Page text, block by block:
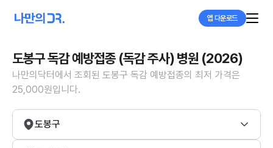
앱 다운로드
도봉구 독감 예방접종 (독감 주사) 병원 (2026)
나만의닥터에서 조회된 도봉구 독감 예방접종의 최저 가격은
25,000원입니다.
도봉구